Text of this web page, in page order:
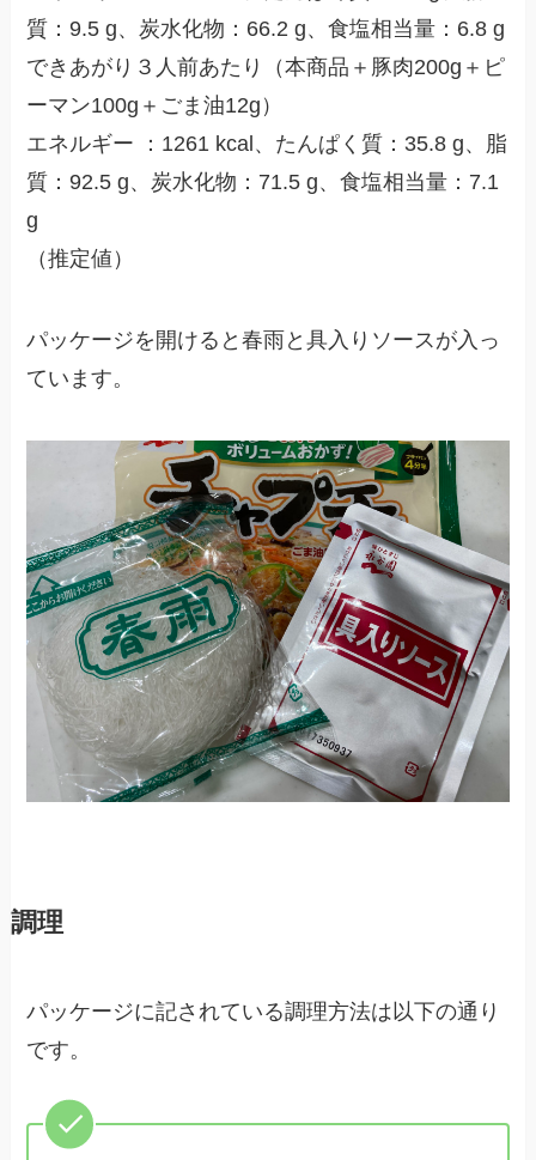
質：9.5 g、炭水化物：66.2 g、食塩相当量：6.8 g
できあがり３人前あたり（本商品＋豚肉200g＋ピ
ーマン100g＋ごま油12g）
エネルギー ：1261 kcal、たんぱく質：35.8 g、脂
質：92.5 g、炭水化物：71.5 g、食塩相当量：7.1
g
（推定値）
パッケージを開けると春雨と具入りソースが入っ
ています。
調理
パッケージに記されている調理方法は以下の通り
です。